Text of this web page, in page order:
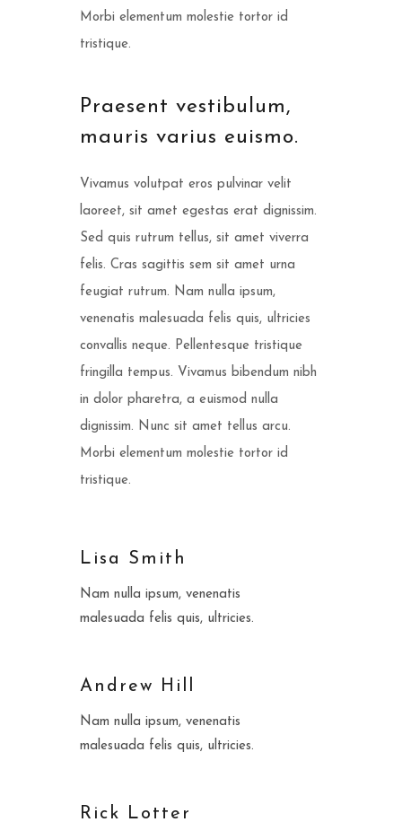
Morbi elementum molestie tortor id
tristique.
Praesent vestibulum,
mauris varius euismo.
Vivamus volutpat eros pulvinar velit
laoreet, sit amet egestas erat dignissim.
Sed quis rutrum tellus, sit amet viverra
felis. Cras sagittis sem sit amet urna
feugiat rutrum. Nam nulla ipsum,
venenatis malesuada felis quis, ultricies
convallis neque. Pellentesque tristique
fringilla tempus. Vivamus bibendum nibh
in dolor pharetra, a euismod nulla
dignissim. Nunc sit amet tellus arcu.
Morbi elementum molestie tortor id
tristique.
Lisa Smith
Nam nulla ipsum, venenatis
malesuada felis quis, ultricies.
Andrew Hill
Nam nulla ipsum, venenatis
malesuada felis quis, ultricies.
Rick Lotter